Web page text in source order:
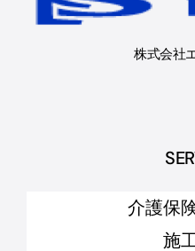
株式会社
介護保
施